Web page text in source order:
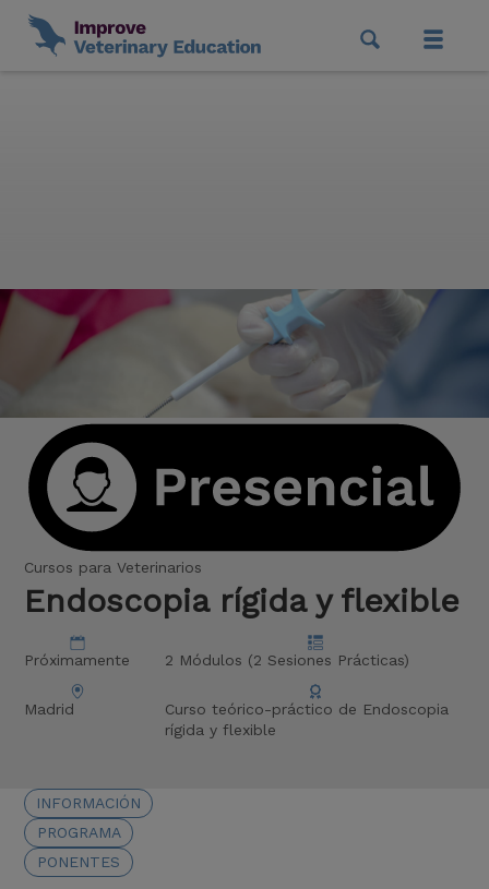
Cursos para Veterinarios
Endoscopia rígida y flexible
Próximamente 2 Módulos (2 Sesiones Prácticas)
Madrid
Curso teórico-práctico de Endoscopia
rígida y flexible
INFORMACIÓN
PROGRAMA
PONENTES